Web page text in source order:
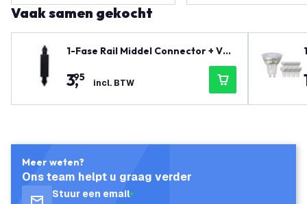
Vaak samen gekocht
1-Fase Rail Middel Connector + Voe
3,
95 incl. BTW
Meer weten?
Ons team helpt u graag verder
Stuur een email